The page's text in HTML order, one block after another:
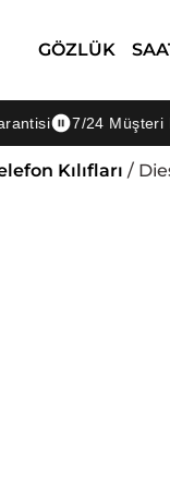
GÖZLÜK
7/24 Müşteri
Kılıfları /